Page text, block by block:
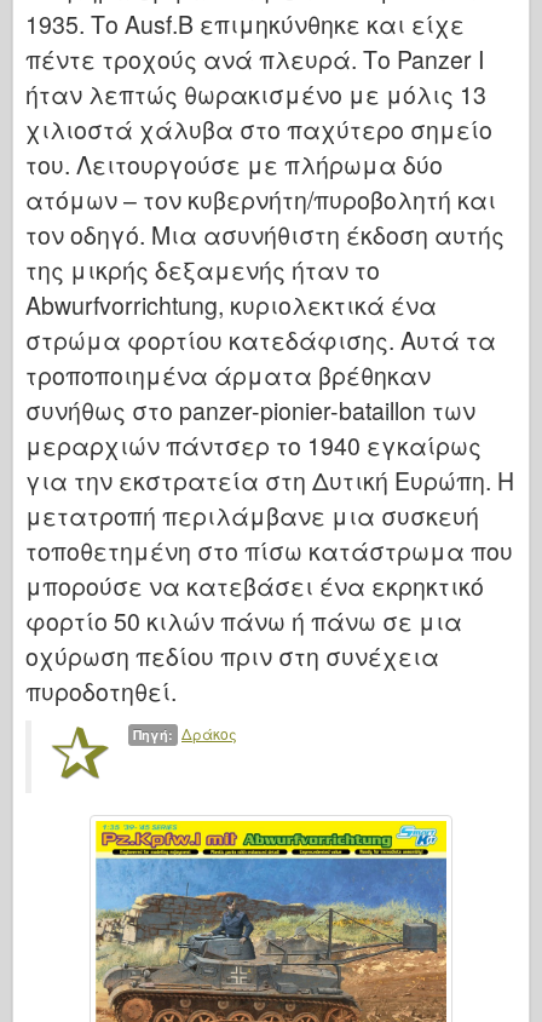
1935. Το Ausf.B επιμηκύνθηκε και είχε
πέντε τροχούς ανά πλευρά. Το Panzer I
ήταν λεπτώς θωρακισμένο με μόλις 13
χιλιοστά χάλυβα στο παχύτερο σημείο
του. Λειτουργούσε με πλήρωμα δύο
ατόμων – τον κυβερνήτη/πυροβολητή και
τον οδηγό. Μια ασυνήθιστη έκδοση αυτής
της μικρής δεξαμενής ήταν το
Abwurfvorrichtung, κυριολεκτικά ένα
στρώμα φορτίου κατεδάφισης. Αυτά τα
τροποποιημένα άρματα βρέθηκαν
συνήθως στο panzer-pionier-bataillon των
μεραρχιών πάντσερ το 1940 εγκαίρως
για την εκστρατεία στη Δυτική Ευρώπη. Η
μετατροπή περιλάμβανε μια συσκευή
τοποθετημένη στο πίσω κατάστρωμα που
μπορούσε να κατεβάσει ένα εκρηκτικό
φορτίο 50 κιλών πάνω ή πάνω σε μια
οχύρωση πεδίου πριν στη συνέχεια
πυροδοτηθεί.
Πηγή: Δράκος